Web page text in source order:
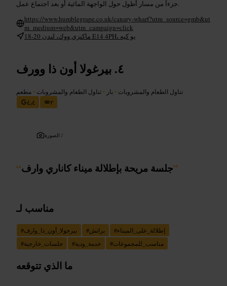
جزءاً من مسار أطول حول الواجهة المائية أو بعد اجتماع عمل.
https://www.humblegrape.co.uk/canary-wharf?utm_source=gmb&ut
m_medium=web&utm_campaign=click
18-20 ماكنزي ووك، لندن E14 4PH، يو كيه
بيرغولا أون ذا وورف
تناول الطعام والمشروبات • بار • تناول الطعام والمشروبات • مطعم
٤٫٤
٢
الصورة /
“جلسة مريحة بإطلالة ميناء كاناري وارف”
مناسب لـ
#بيرجولا_أون_ذا_وارف #برانش #إطلالة_على_الميناء
#جلسات_خارجية #خدمة_ودية #مناسب_للمجموعات
ما الذي تتوقعه